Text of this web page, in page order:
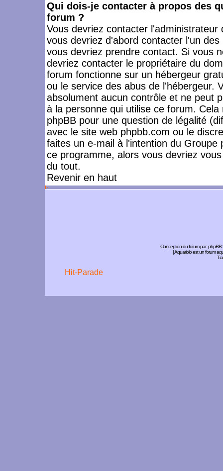
Qui dois-je contacter à propos des
forum ?
Vous devriez contacter
vous devriez d'abord contacter l'un
vous devriez prendre contact. Si vous
devriez contacter le propriétaire du
forum fonctionne sur un hébergeur
ou le service des abus de l'hébergeur.
absolument aucun contrôle et ne peut
à la personne qui utilise ce forum.
phpBB pour une question de légalité
avec le site web phpbb.com ou le
faites un e-mail à l'intention du
ce programme, alors vous devriez
du tout.
Revenir en haut
Conception du forum par:phpBB
| Aquariolo est un forum